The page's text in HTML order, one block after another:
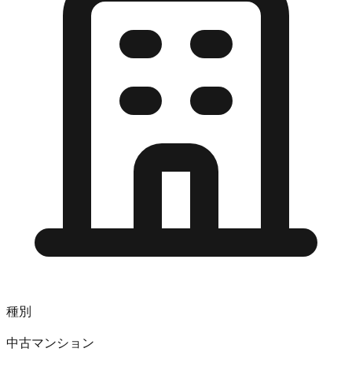
種別
中古マンション